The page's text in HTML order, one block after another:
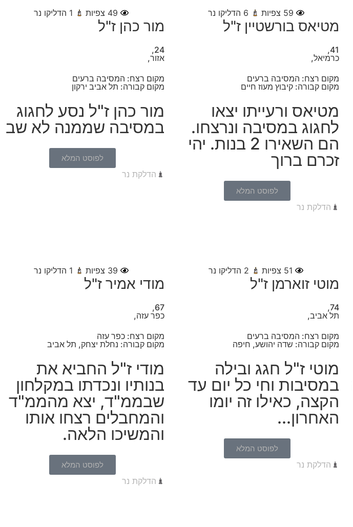
59 צפיות 6 הדליקו נר
מטיאס בורשטיין ז"ל
41,
כרמיאל,
מקום רצח: המסיבה ברעים
מקום קבורה: קיבוץ מעוז חיים
מטיאס ורעייתו יצאו
לחגוג במסיבה ונרצחו.
הם השאירו 2 בנות. יהי
זכרם ברוך
לפוסט המלא
הדלקת נר
49 צפיות 1 הדליקו נר
מור כהן ז"ל
24,
אזור,
מקום רצח: המסיבה ברעים
מקום קבורה: תל אביב ירקון
מור כהן ז"ל נסע לחגוג
במסיבה שממנה לא שב
לפוסט המלא
הדלקת נר
51 צפיות 2 הדליקו נר
מוטי זוארמן ז"ל
74,
תל אביב,
מקום רצח: המסיבה ברעים
מקום קבורה: שדה יהושע, חיפה
מוטי ז"ל חגג ובילה
במסיבות וחי כל יום עד
הקצה, כאילו זה יומו
האחרון...
לפוסט המלא
הדלקת נר
39 צפיות 1 הדליקו נר
מודי אמיר ז"ל
67,
כפר עזה,
מקום רצח: כפר עזה
מקום קבורה: נחלת יצחק, תל אביב
מודי ז"ל החביא את
בנותיו ונכדתו במקלחון
שבממ"ד, יצא מהממ"ד
והמחבלים רצחו אותו
והמשיכו הלאה.
לפוסט המלא
הדלקת נר